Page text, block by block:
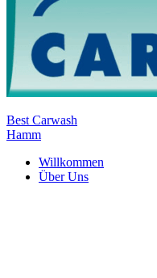
Best Carwash
Hamm
Willkommen
Über Uns